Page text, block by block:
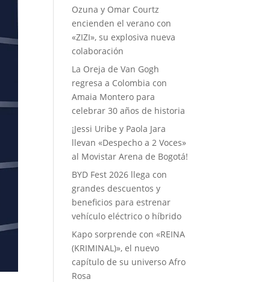
Ozuna y Omar Courtz
encienden el verano con
«ZIZI», su explosiva nueva
colaboración
La Oreja de Van Gogh
regresa a Colombia con
Amaia Montero para
celebrar 30 años de historia
¡Jessi Uribe y Paola Jara
llevan «Despecho a 2 Voces»
al Movistar Arena de Bogotá!
BYD Fest 2026 llega con
grandes descuentos y
beneficios para estrenar
vehículo eléctrico o híbrido
Kapo sorprende con «REINA
(KRIMINAL)», el nuevo
capítulo de su universo Afro
Rosa